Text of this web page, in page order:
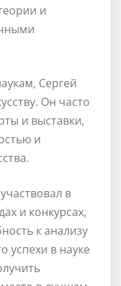
и
Сергей
Он часто
и выставки,
и
в
и конкурсах,
к анализу
успехи в науке